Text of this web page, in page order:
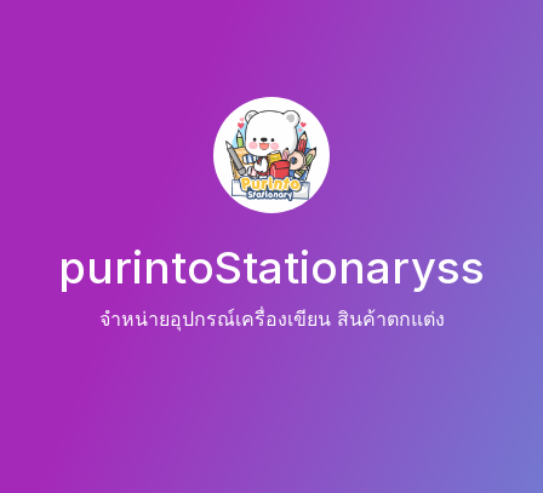
purintoStationaryss
จำหน่ายอุปกรณ์เครื่องเขียน สินค้าตกแต่ง